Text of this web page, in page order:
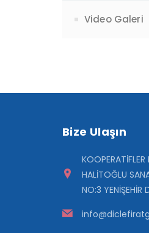
Video Galeri
Bize Ulaşın
HALİTOĞLU
NO:3 YENİŞEHİR